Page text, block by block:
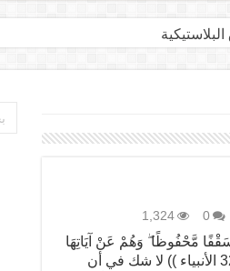
0
1,324
مَّحْفُوظًا ۖ وَهُمْ عَنْ آيَاتِهَا
مُعْرِضُونَ… آية 32 الأنبياء )) لا شك في أن